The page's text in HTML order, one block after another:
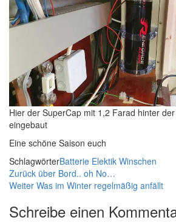
Hier der SuperCap mit 1,2 Farad hinter
eingebaut
Eine schöne Saison euch
SchlagwörterBatterie Elektik Winschen
Beitragsnavigation
Vorheriger
Beitrag
Zurück über Bord.. oh No…
Nächster
Weiter Was im Winter regelmäßig anfällt
Schreibe einen